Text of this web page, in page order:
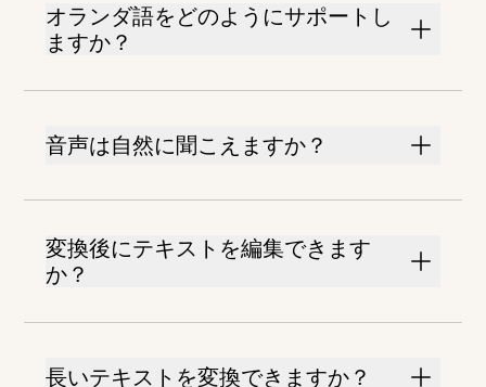
オランダ語をどのようにサポートし
ますか？
音声は自然に聞こえますか？
変換後にテキストを編集できます
か？
長いテキストを変換できますか？